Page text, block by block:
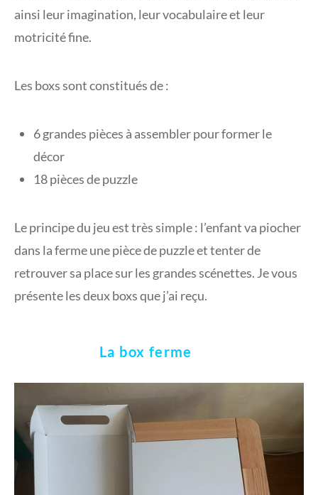
ainsi leur imagination, leur vocabulaire et leur
motricité fine.
Les boxs sont constitués de :
6 grandes pièces à assembler pour former le
décor
18 pièces de puzzle
Le principe du jeu est très simple : l’enfant va piocher
dans la ferme une pièce de puzzle et tenter de
retrouver sa place sur les grandes scénettes. Je vous
présente les deux boxs que j’ai reçu.
La box ferme